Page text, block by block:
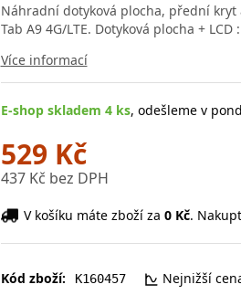
Náhradní dotyková plocha, přední kryt
Tab A9 4G/LTE. Dotyková plocha + LCD :
Více informací
E-shop skladem 4 ks, odešleme v
529 Kč
437 Kč bez DPH
V košíku máte zboží za 0 Kč.
Kód zboží: K160457 Nejnižší